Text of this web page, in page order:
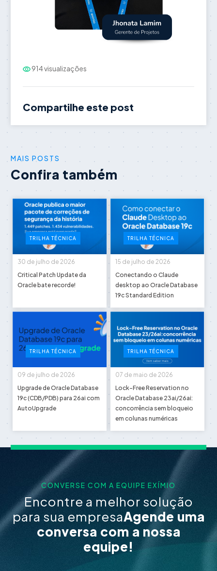
914 visualizações
Compartilhe este post
MAIS POSTS
Confira também
TRILHA TÉCNICA
30 de julho de 2026
Critical Patch Update da
Oracle bate recorde!
TRILHA TÉCNICA
15 de julho de 2026
Conectando o Claude
desktop ao Oracle Database
19c Standard Edition
TRILHA TÉCNICA
09 de julho de 2026
Upgrade de Oracle Database
19c (CDB/PDB) para 26ai com
AutoUpgrade
TRILHA TÉCNICA
07 de maio de 2026
Lock-Free Reservation no
Oracle Database 23ai/26ai:
concorrência sem bloqueio
em colunas numéricas
CONVERSE COM A EQUIPE EXÍMIO
Encontre a melhor solução
para sua empresaAgende uma
conversa com a nossa
equipe!